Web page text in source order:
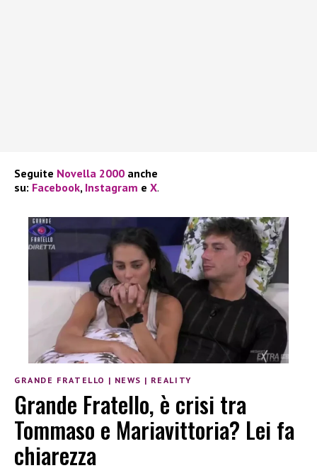
Seguite Novella 2000 anche
su: Facebook, Instagram e X.
GRANDE FRATELLO | NEWS | REALITY
Grande Fratello, è crisi tra
Tommaso e Mariavittoria? Lei fa
chiarezza